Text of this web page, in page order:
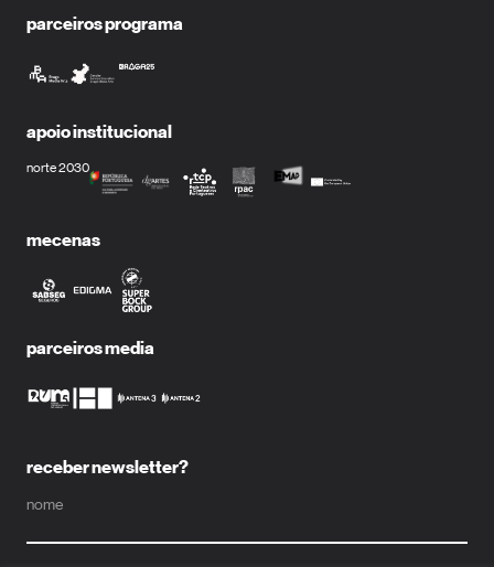
parceiros programa
apoio institucional
norte 2030
mecenas
parceiros media
receber newsletter?
nome